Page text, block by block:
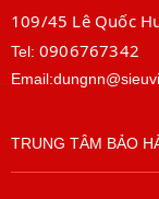
109/45 Lê Quốc
Tel: 0906767342
TRUNG TÂM BẢO